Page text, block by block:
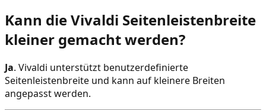
Kann die Vivaldi Seitenleistenbreite
kleiner gemacht werden?
Ja. Vivaldi unterstützt benutzerdefinierte
Seitenleistenbreite und kann auf kleinere Breiten
angepasst werden.